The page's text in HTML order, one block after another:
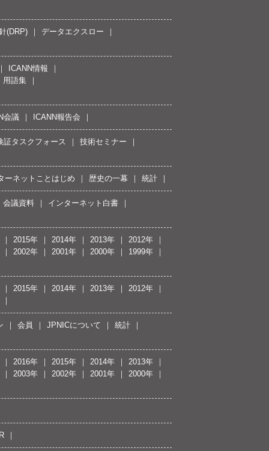
(DRP) データエクスロー
ICANN情報
用語集
会議 ICANN報告会
タスクフォース 技術セミナー
ーネットことはじめ 歴史の一幕 統計
会議資料 インターネット白書
2015年 2014年 2013年
2012年
2002年
2001年 2000年 1999年
2015年 2014年 2013年 2012年
会員 JPNICについて 統計
2016年 2015年 2014年
2013年
2003年
2002年 2001年 2000年